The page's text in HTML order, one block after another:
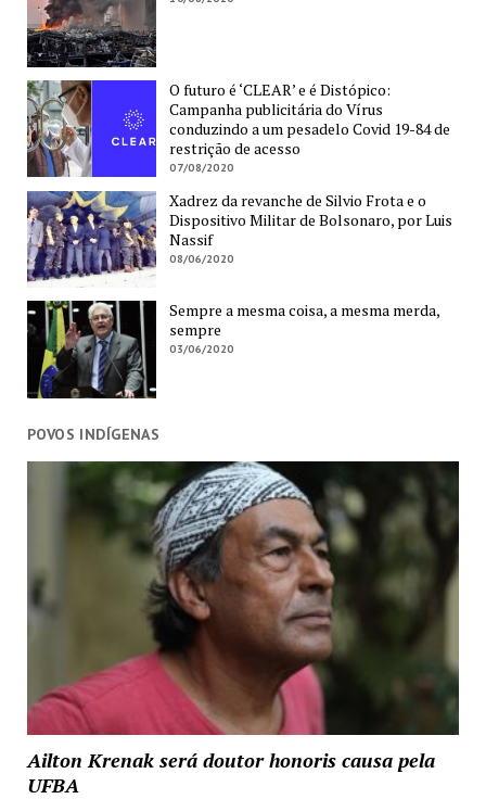
O futuro é ‘CLEAR’ e é Distópico:
Campanha publicitária do Vírus
conduzindo a um pesadelo Covid 19-84 de
restrição de acesso
07/08/2020
Xadrez da revanche de Silvio Frota e o
Dispositivo Militar de Bolsonaro, por Luis
Nassif
08/06/2020
Sempre a mesma coisa, a mesma merda,
sempre
03/06/2020
POVOS INDÍGENAS
Ailton Krenak será doutor honoris causa pela
UFBA